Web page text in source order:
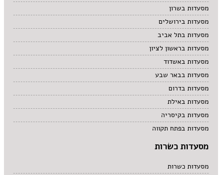
מסעדות בשרון
מסעדות בירושלים
מסעדות בתל אביב
מסעדות בראשון לציון
מסעדות באשדוד
מסעדות בבאר שבע
מסעדות בדרום
מסעדות באילת
מסעדות בקיסריה
מסעדות בפתח תקווה
מסעדות כשרות
מסעדות כשרות